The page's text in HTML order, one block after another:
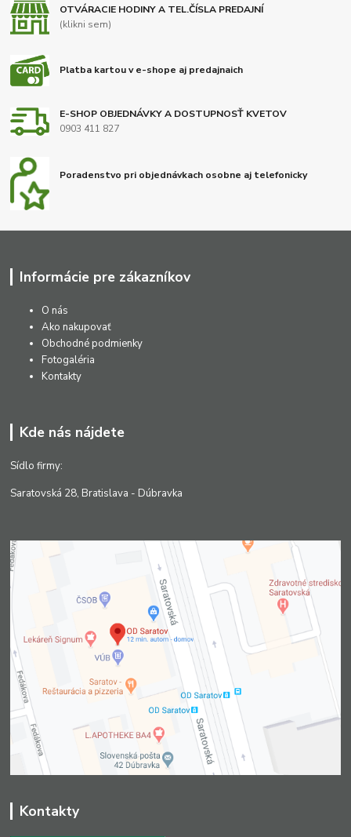
OTVÁRACIE HODINY A TEL.ČÍSLA PREDAJNÍ
(klikni sem)
Platba kartou v e-shope aj predajnaich
E-SHOP OBJEDNÁVKY A DOSTUPNOSŤ KVETOV
0903 411 827
Poradenstvo pri objednávkach osobne aj telefonicky
Informácie pre zákazníkov
O nás
Ako nakupovať
Obchodné podmienky
Fotogaléria
Kontakty
Kde nás nájdete
Sídlo firmy:
Saratovská 28, Bratislava - Dúbravka
Kontakty